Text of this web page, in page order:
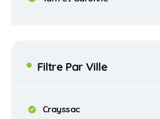
Filtre Par Ville
Crayssac